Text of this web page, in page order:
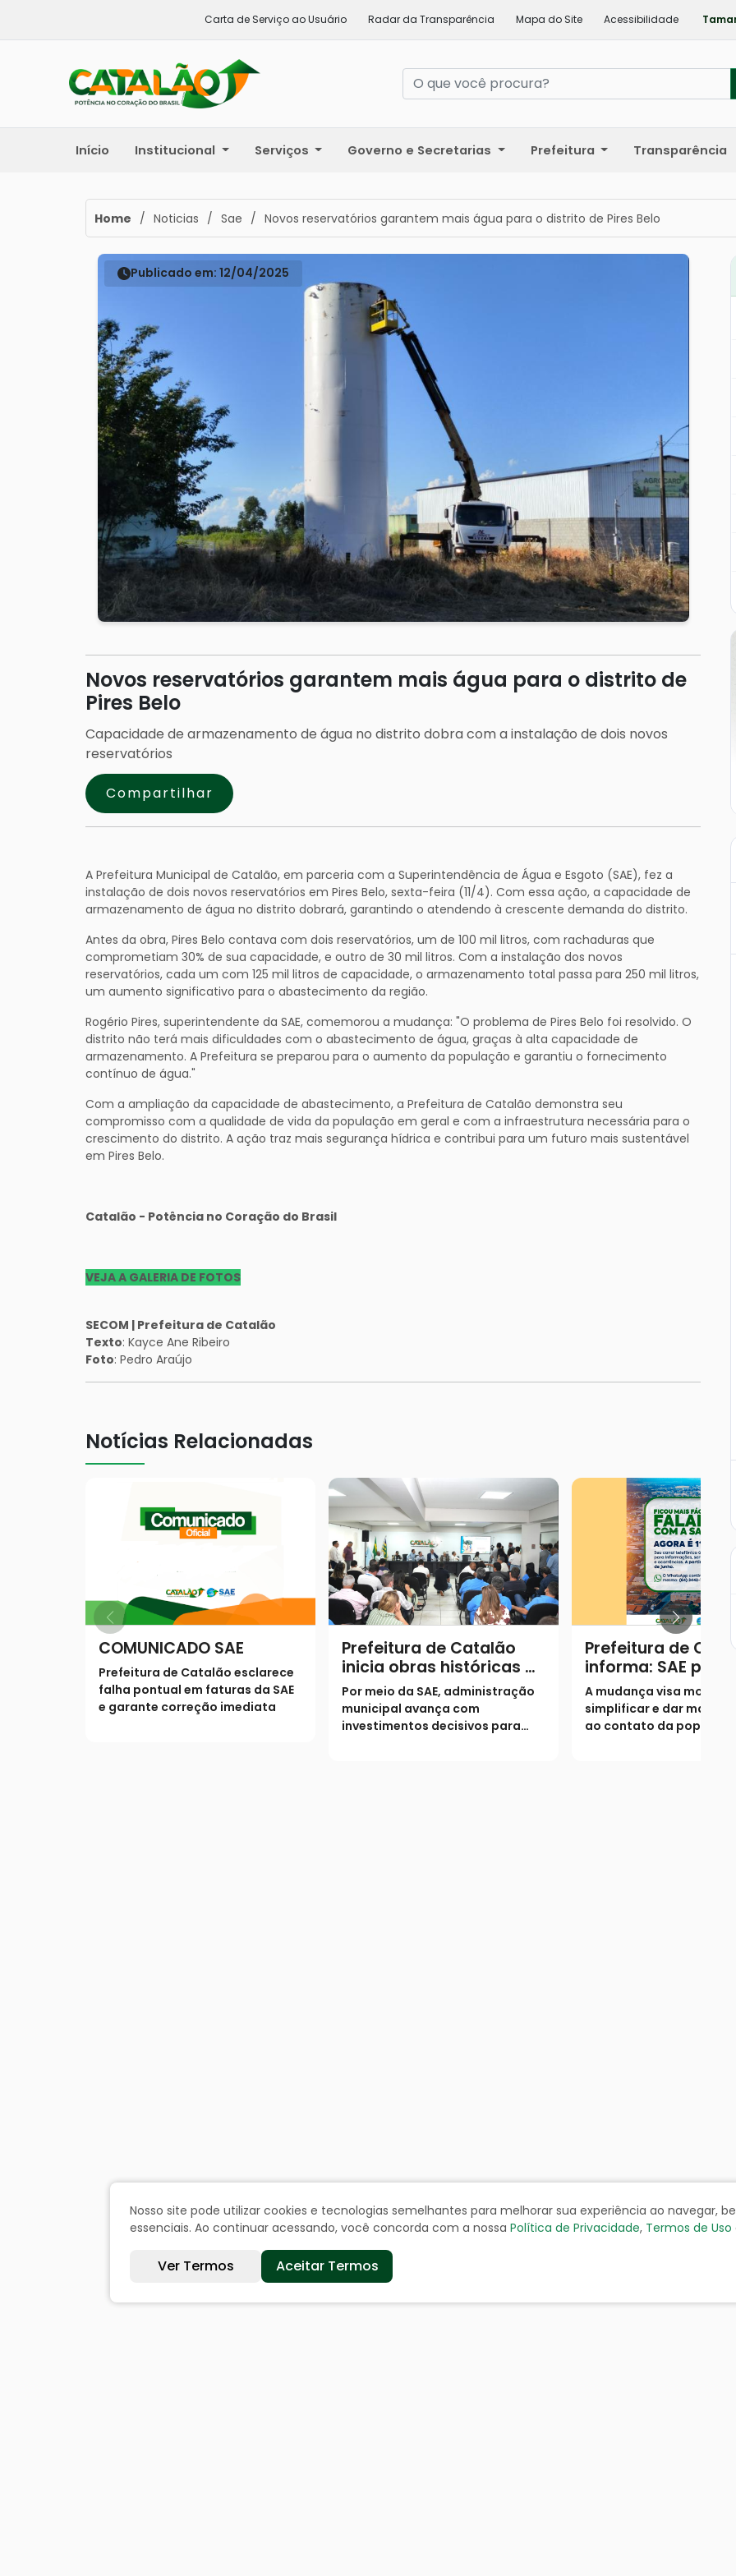
Carta de Serviço ao Usuário Radar da Transparência Mapa do Site Acessibilidade
Início Institucional Serviços Governo e Secretarias Prefeitura Transparência
Home / Noticias / Sae / Novos reservatórios garantem mais água para o distrito de Pires Belo
Publicado em: 12/04/2025
Novos reservatórios garantem mais água para o distrito de
Pires Belo
Capacidade de armazenamento de água no distrito dobra com a instalação de dois novos
reservatórios
Compartilhar
A Prefeitura Municipal de Catalão, em parceria com a Superintendência de Água e Esgoto (SAE), fez a
instalação de dois novos reservatórios em Pires Belo, sexta-feira (11/4). Com essa ação, a capacidade de
armazenamento de água no distrito dobrará, garantindo o atendendo à crescente demanda do distrito.
Antes da obra, Pires Belo contava com dois reservatórios, um de 100 mil litros, com rachaduras que
comprometiam 30% de sua capacidade, e outro de 30 mil litros. Com a instalação dos novos
reservatórios, cada um com 125 mil litros de capacidade, o armazenamento total passa para 250 mil litros,
um aumento significativo para o abastecimento da região.
Rogério Pires, superintendente da SAE, comemorou a mudança: "O problema de Pires Belo foi resolvido. O
distrito não terá mais dificuldades com o abastecimento de água, graças à alta capacidade de
armazenamento. A Prefeitura se preparou para o aumento da população e garantiu o fornecimento
contínuo de água."
Com a ampliação da capacidade de abastecimento, a Prefeitura de Catalão demonstra seu
compromisso com a qualidade de vida da população em geral e com a infraestrutura necessária para o
crescimento do distrito. A ação traz mais segurança hídrica e contribui para um futuro mais sustentável
em Pires Belo.
Catalão - Potência no Coração do Brasil
VEJA A GALERIA DE FOTOS
SECOM | Prefeitura de Catalão
Texto: Kayce Ane Ribeiro
Foto: Pedro Araújo
Notícias Relacionadas
COMUNICADO SAE
Prefeitura de Catalão esclarece
falha pontual em faturas da SAE
e garante correção imediata
Prefeitura de Catalão
inicia obras históricas de
saneamento no
município
Por meio da SAE, administração
municipal avança com
investimentos decisivos para
Prefeitura de
informa: SAE passa
utilizar o número 115
como canal único
atendimento
A mudança visa
simplificar e dar mais
ao contato da
Nosso site pode utilizar cookies e tecnologias semelhantes para melhorar sua experiência ao navegar,
essenciais. Ao continuar acessando, você concorda com a nossaPolítica de Privacidade, Termos de Uso
Ver Termos Aceitar Termos